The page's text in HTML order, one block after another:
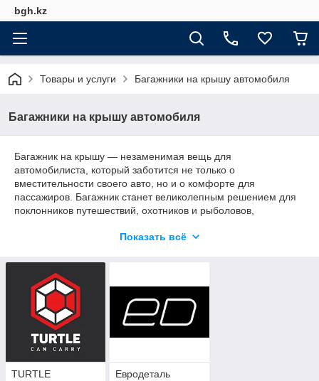
bgh.kz
Товары и услуги Багажники на крышу автомобиля
Багажники на крышу автомобиля
Багажник на крышу — незаменимая вещь для
автомобилиста, который заботится не только о
вместительности своего авто, но и о комфорте для
пассажиров. Багажник станет великолепным решением для
поклонников путешествий, охотников и рыболовов,
выехать за город с семьёй и друзьями.
Показать всё
TURTLE Евродеталь